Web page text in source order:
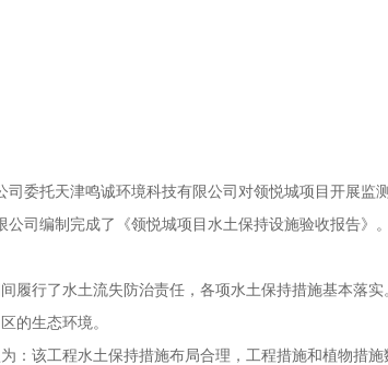
司委托天津鸣诚环境科技有限公司对领悦城项目开展
司编制完成了《领悦城项目水土保持设施验收报告》。
履行了水土流失防治责任，各项水土保持措施基本落
的生态环境。
：该工程水土保持措施布局合理，工程措施和植物措